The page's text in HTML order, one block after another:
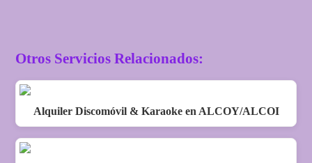
Otros Servicios Relacionados:
Alquiler Discomóvil & Karaoke en ALCOY/ALCOI